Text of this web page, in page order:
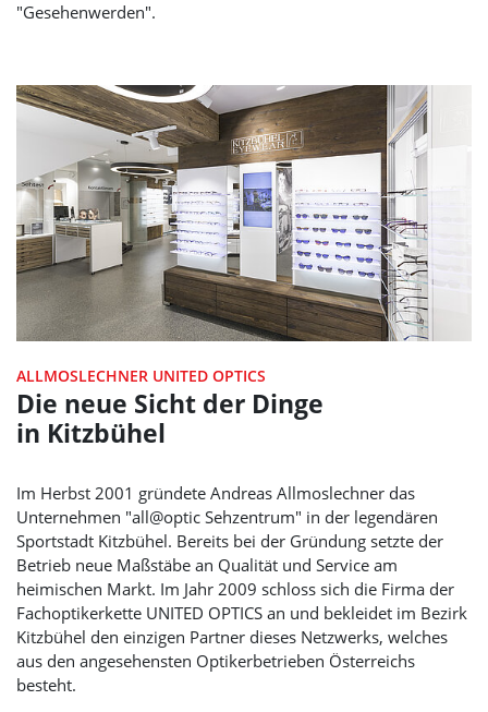
"Gesehenwerden".
ALLMOSLECHNER UNITED OPTICS
Die neue Sicht der Dinge
in Kitzbühel
Im Herbst 2001 gründete Andreas Allmoslechner das
Unternehmen "all@optic Sehzentrum" in der legendären
Sportstadt Kitzbühel. Bereits bei der Gründung setzte der
Betrieb neue Maßstäbe an Qualität und Service am
heimischen Markt. Im Jahr 2009 schloss sich die Firma der
Fachoptikerkette UNITED OPTICS an und bekleidet im Bezirk
Kitzbühel den einzigen Partner dieses Netzwerks, welches
aus den angesehensten Optikerbetrieben Österreichs
besteht.